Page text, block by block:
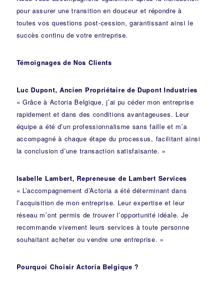
pour assurer une transition en douceur et répondre à
toutes vos questions post-cession, garantissant ainsi le
succès continu de votre entreprise.
Témoignages de Nos Clients
Luc Dupont, Ancien Propriétaire de Dupont Industries
« Grâce à Actoria Belgique, j’ai pu céder mon entreprise
rapidement et dans des conditions avantageuses. Leur
équipe a été d’un professionnalisme sans faille et m’a
accompagné à chaque étape du processus, facilitant ainsi
la conclusion d’une transaction satisfaisante. »
Isabelle Lambert, Repreneuse de Lambert Services
« L’accompagnement d’Actoria a été déterminant dans
l’acquisition de mon entreprise. Leur expertise et leur
réseau m’ont permis de trouver l’opportunité idéale. Je
recommande vivement leurs services à toute personne
souhaitant acheter ou vendre une entreprise. »
Pourquoi Choisir Actoria Belgique ?